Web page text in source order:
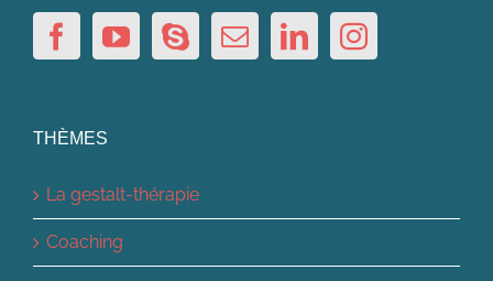
THÈMES
La gestalt-thérapie
Coaching